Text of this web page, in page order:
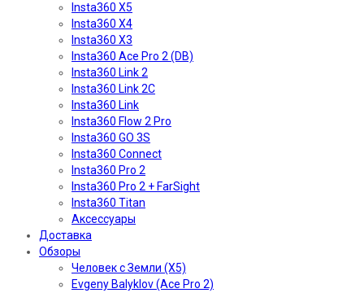
Insta360 X5
Insta360 X4
Insta360 X3
Insta360 Ace Pro 2 (DB)
Insta360 Link 2
Insta360 Link 2C
Insta360 Link
Insta360 Flow 2 Pro
Insta360 GO 3S
Insta360 Connect
Insta360 Pro 2
Insta360 Pro 2 + FarSight
Insta360 Titan
Аксессуары
Доставка
Обзоры
Человек с Земли (X5)
Evgeny Balyklov (Ace Pro 2)